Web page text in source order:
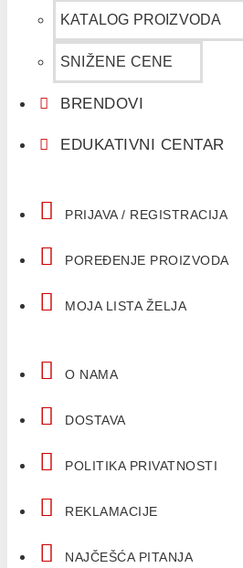
KATALOG PROIZVODA
SNIŽENE CENE
BRENDOVI
EDUKATIVNI CENTAR
PRIJAVA / REGISTRACIJA
POREĐENJE PROIZVODA
MOJA LISTA ŽELJA
O NAMA
DOSTAVA
POLITIKA PRIVATNOSTI
REKLAMACIJE
NAJČEŠĆA PITANJA